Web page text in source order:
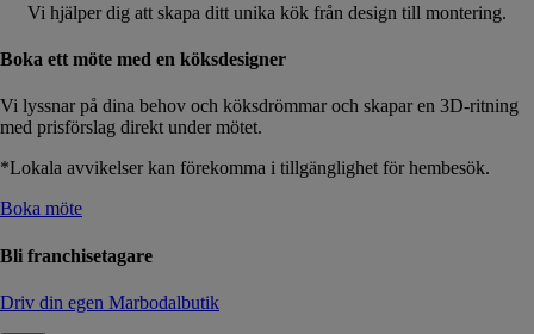
Vi hjälper dig att skapa ditt unika kök från design till montering.
Boka ett möte med en köksdesigner
Vi lyssnar på dina behov och köksdrömmar och skapar en 3D-ritning
med prisförslag direkt under mötet.
*Lokala avvikelser kan förekomma i tillgänglighet för hembesök.
Boka möte
Bli franchisetagare
Driv din egen Marbodalbutik